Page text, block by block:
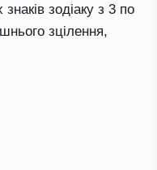
зодіаку з 3 по
зцілення,